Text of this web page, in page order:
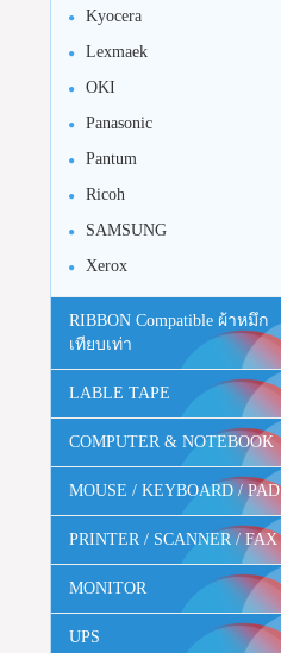
Kyocera
Lexmaek
OKI
Panasonic
Pantum
Ricoh
SAMSUNG
Xerox
RIBBON Compatible ผ้าหมึก
เทียบเท่า
LABLE TAPE
COMPUTER & NOTEBOOK
MOUSE / KEYBOARD / PAD
PRINTER / SCANNER / FAX
MONITOR
UPS